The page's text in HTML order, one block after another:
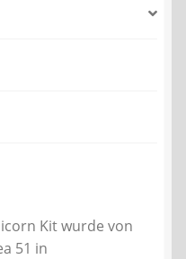
Kit wurde von
51 in